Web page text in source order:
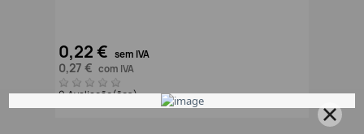
0,22 € sem IVA
0,27 € com IVA
0 Avaliação(ões)